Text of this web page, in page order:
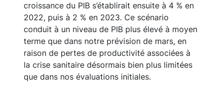
croissance du PIB s’établirait ensuite à 4 % en
2022, puis à 2 % en 2023. Ce scénario
conduit à un niveau de PIB plus élevé à moyen
terme que dans notre prévision de mars, en
raison de pertes de productivité associées à
la crise sanitaire désormais bien plus limitées
que dans nos évaluations initiales.